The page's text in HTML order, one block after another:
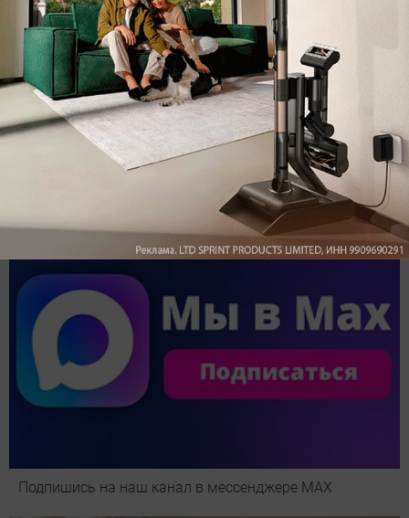
Обзор вертикального пылесоса Dreame Z40 AquaCycle
Подпишись на наш канал в мессенджере МАХ